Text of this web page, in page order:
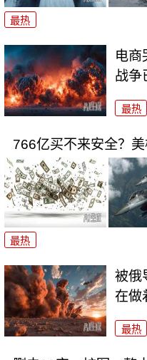
最热
电商
战争
最热
766亿买不来安全？
最热
被俄
在做
最热